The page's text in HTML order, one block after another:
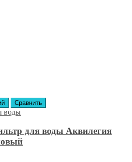
Сравнить
воды
для воды Аквилегия